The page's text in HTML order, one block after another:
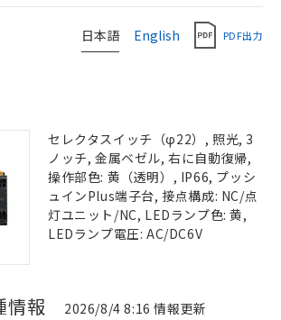
日本語 English PDF出力
セレクタスイッチ（φ22）, 照光, 3
ノッチ, 金属ベゼル, 右に自動復帰,
操作部色: 黄（透明）, IP66, プッシ
ュインPlus端子台, 接点構成: NC/点
灯ユニット/NC, LEDランプ色: 黄,
LEDランプ電圧: AC/DC6V
情報 2026/8/4 8:16 情報更新